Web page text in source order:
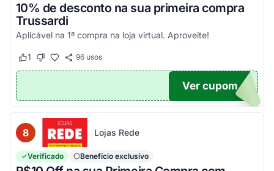
10% de desconto na sua primeira compra
Trussardi
Aplicável na 1ª compra na loja virtual. Aproveite!
Este cupom funcionou
1 Este cupom não funcionou
96usos
OM10
Ver cupom
8 Lojas Rede
Verificado Benefício exclusivo